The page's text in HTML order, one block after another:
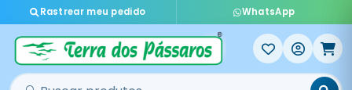
Rastrear meu pedido WhatsApp